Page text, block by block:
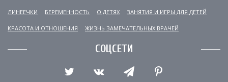
ЛИНЕЕЧКИ БЕРЕМЕННОСТЬ О ДЕТЯХ ЗАНЯТИЯ И ИГРЫ ДЛЯ ДЕТЕЙ
КРАСОТА И ОТНОШЕНИЯ ЖИЗНЬ ЗАМЕЧАТЕЛЬНЫХ ВРАЧЕЙ
СОЦСЕТИ